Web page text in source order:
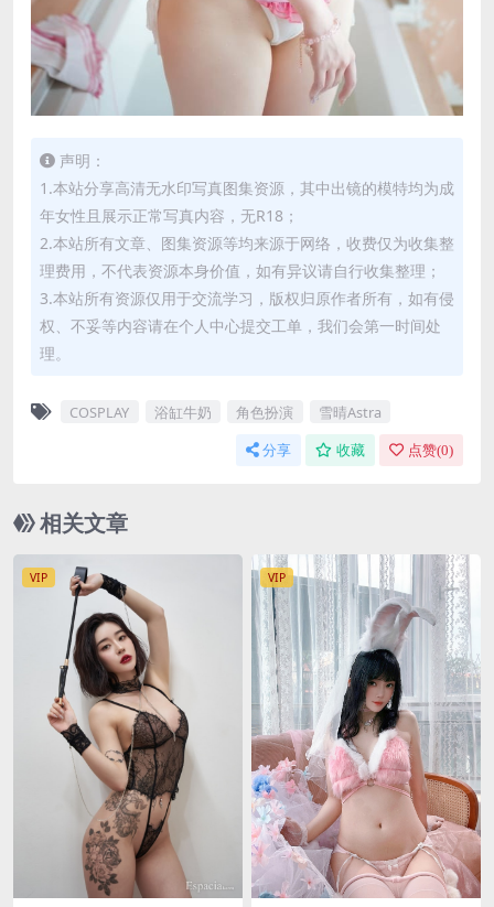
声明：
1.本站分享高清无水印写真图集资源，其中出镜的模特均为成
年女性且展示正常写真内容，无R18；
2.本站所有文章、图集资源等均来源于网络，收费仅为收集整
理费用，不代表资源本身价值，如有异议请自行收集整理；
3.本站所有资源仅用于交流学习，版权归原作者所有，如有侵
权、不妥等内容请在个人中心提交工单，我们会第一时间处
理。
COSPLAY 浴缸牛奶 角色扮演 雪晴Astra
分享 收藏 点赞(0)
相关文章
VIP VIP